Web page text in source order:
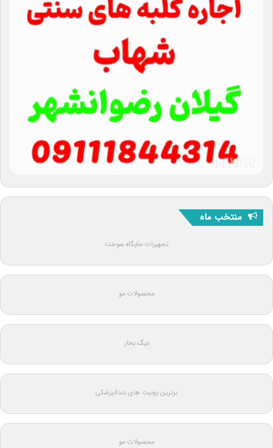
منتخب ماه
تجهیزات جایگاه سوخت
محصولات مو
دیگ بخار
برترین یونیت های دندانپزشکی
محصولات مو